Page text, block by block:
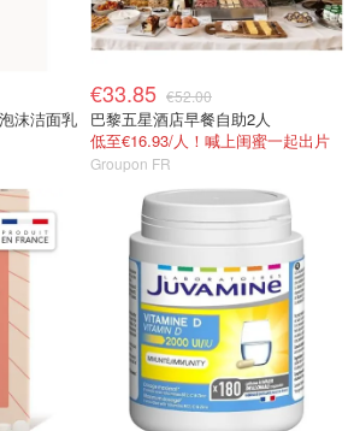
沫洁面乳
€33.85 €52.00
巴黎五星酒店早餐自助2人
低至€16.93/人！喊上闺蜜一起出片
Groupon FR